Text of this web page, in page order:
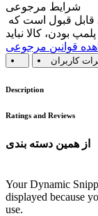
شرایط مرجوعی
بودن، کالا نباید
قوانین مرجوعی
کاربران
Description
Ratings and Reviews
از همین دسته بندی
Your Dynamic
displayed because
use.